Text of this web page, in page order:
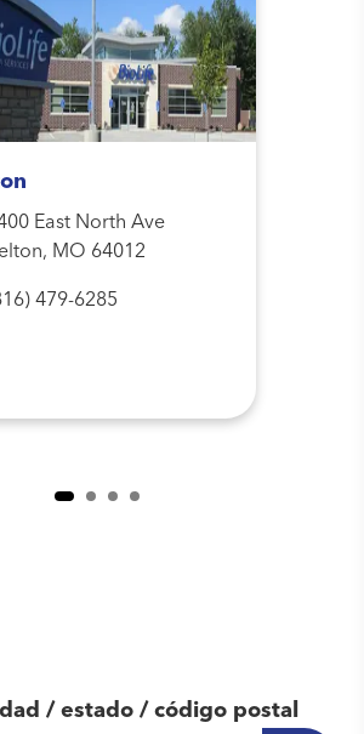
East North Ave
MO 64012
479-6285
/ estado / código postal